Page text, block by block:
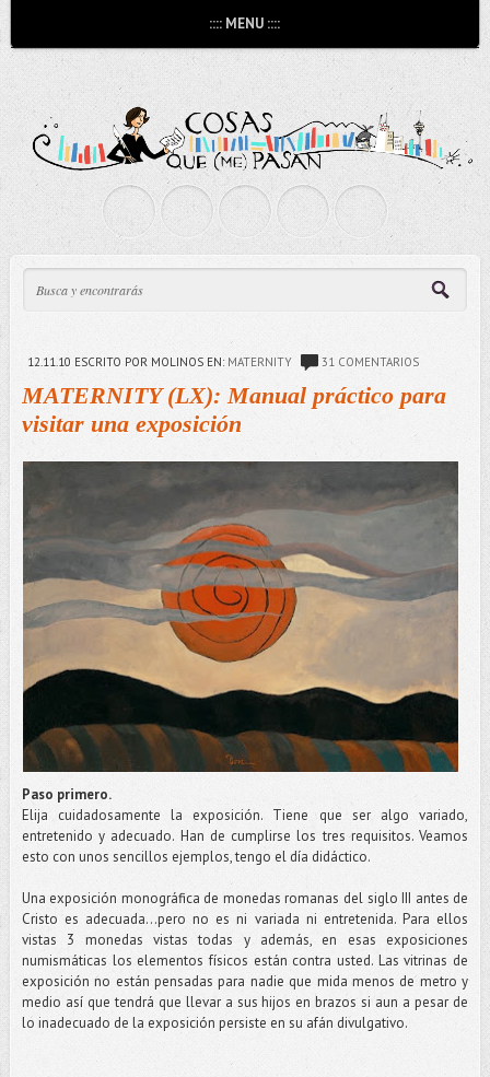
:::: MENU ::::
12.11.10 ESCRITO POR MOLINOS EN: MATERNITY 31 COMENTARIOS
MATERNITY (LX): Manual práctico para
visitar una exposición
Paso primero.
Elija cuidadosamente la exposición. Tiene que ser algo variado,
entretenido y adecuado. Han de cumplirse los tres requisitos. Veamos
esto con unos sencillos ejemplos, tengo el día didáctico.
Una exposición monográfica de monedas romanas del siglo III antes de
Cristo es adecuada...pero no es ni variada ni entretenida. Para ellos
vistas 3 monedas vistas todas y además, en esas exposiciones
numismáticas los elementos físicos están contra usted. Las vitrinas de
exposición no están pensadas para nadie que mida menos de metro y
medio así que tendrá que llevar a sus hijos en brazos si aun a pesar de
lo inadecuado de la exposición persiste en su afán divulgativo.